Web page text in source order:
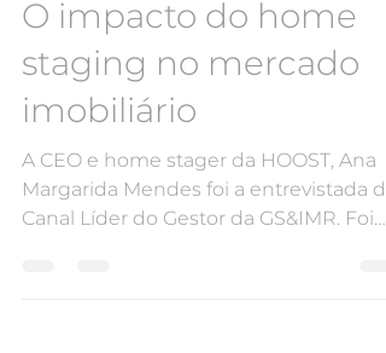
9 de mar. de 2021
1 min de leitura
O impacto do home
staging no mercado
imobiliário
A CEO e home stager da HOOST, Ana
Margarida Mendes foi a entrevistada do